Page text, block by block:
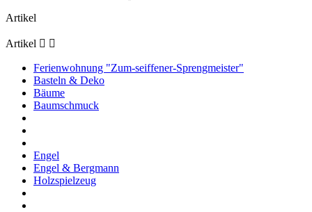
Artikel
Artikel  
Ferienwohnung "Zum-seiffener-Sprengmeister"
Basteln & Deko
Bäume
Baumschmuck
Engel
Engel & Bergmann
Holzspielzeug